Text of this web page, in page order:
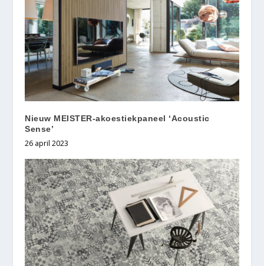
Nieuw MEISTER-akoestiekpaneel ‘Acoustic
Sense’
26 april 2023